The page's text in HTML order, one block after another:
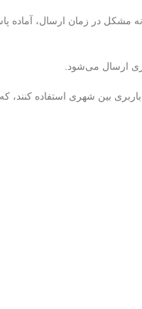
مشکل در زمان ارسال، آماده
ارسال می‌شود.
بین شهری استفاده کنند،